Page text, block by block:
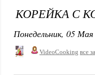
КОРЕЙКА С
Понедельник, 05
VideoCooking все